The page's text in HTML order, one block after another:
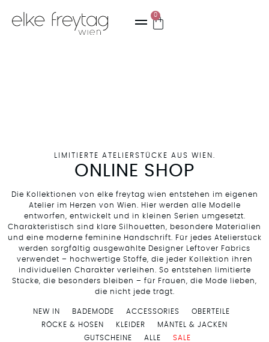
0
LIMITIERTE ATELIERSTÜCKE AUS WIEN.
ONLINE SHOP
Die Kollektionen von elke freytag wien entstehen im eigenen
Atelier im Herzen von Wien. Hier werden alle Modelle
entworfen, entwickelt und in kleinen Serien umgesetzt.
Charakteristisch sind klare Silhouetten, besondere Materialien
und eine moderne feminine Handschrift. Für jedes Atelierstück
werden sorgfältig ausgewählte Designer Leftover Fabrics
verwendet – hochwertige Stoffe, die jeder Kollektion ihren
individuellen Charakter verleihen. So entstehen limitierte
Stücke, die besonders bleiben – für Frauen, die Mode lieben,
die nicht jede trägt.
NEW IN BADEMODE ACCESSORIES
OBERTEILE
RÖCKE & HOSEN
KLEIDER
MÄNTEL & JACKEN
GUTSCHEINE
ALLE SALE